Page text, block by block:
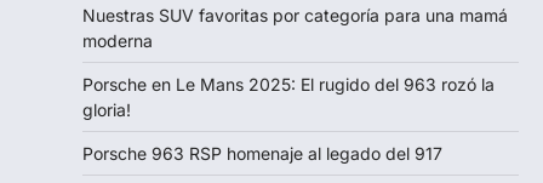
Nuestras SUV favoritas por categoría para una mamá
moderna
Porsche en Le Mans 2025: El rugido del 963 rozó la
gloria!
Porsche 963 RSP homenaje al legado del 917